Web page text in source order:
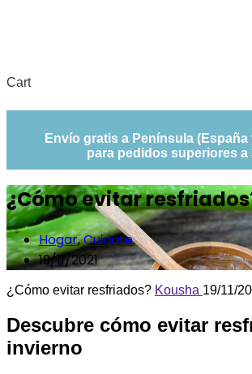
Cart
Envío gratis a Península
para pedidos superiores a
¿Cómo evitar
Hogar,Cuidate
19/11/2021
¿Cómo evitar resfriados? Kousha 19/11/
Descubre cómo evitar
invierno